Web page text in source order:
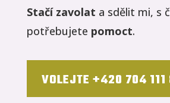
Stačí zavolat a sdělit mi, s
potřebujete pomoct.
VOLEJTE +420 704